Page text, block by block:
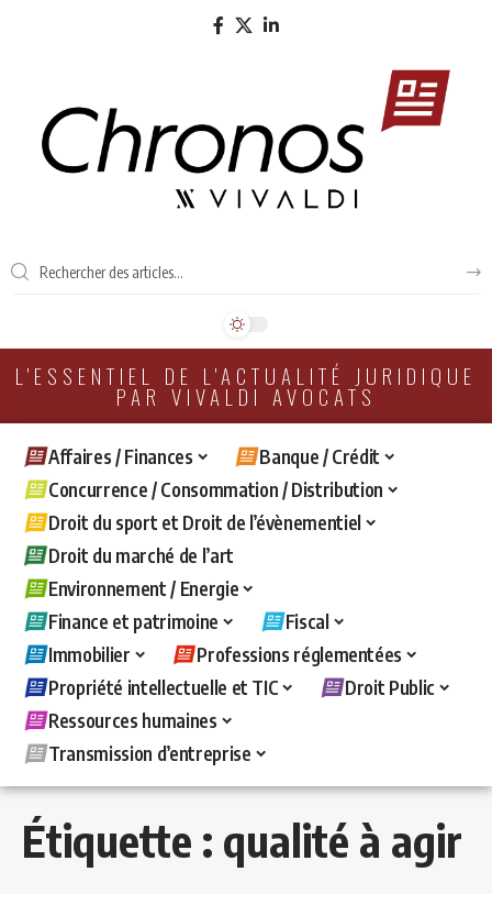
L'ESSENTIEL DE L'ACTUALITÉ JURIDIQUE
PAR VIVALDI AVOCATS
Affaires / Finances
Banque / Crédit
Concurrence / Consommation / Distribution
Droit du sport et Droit de l’évènementiel
Droit du marché de l’art
Environnement / Energie
Finance et patrimoine
Fiscal
Immobilier
Professions réglementées
Propriété intellectuelle et TIC
Droit Public
Ressources humaines
Transmission d’entreprise
Étiquette : qualité à agir